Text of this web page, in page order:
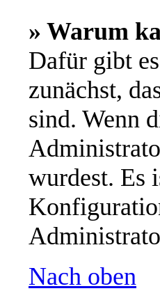
» Warum
Dafür gibt
zunächst,
sind. Wenn
wurdest. Es
Nach oben